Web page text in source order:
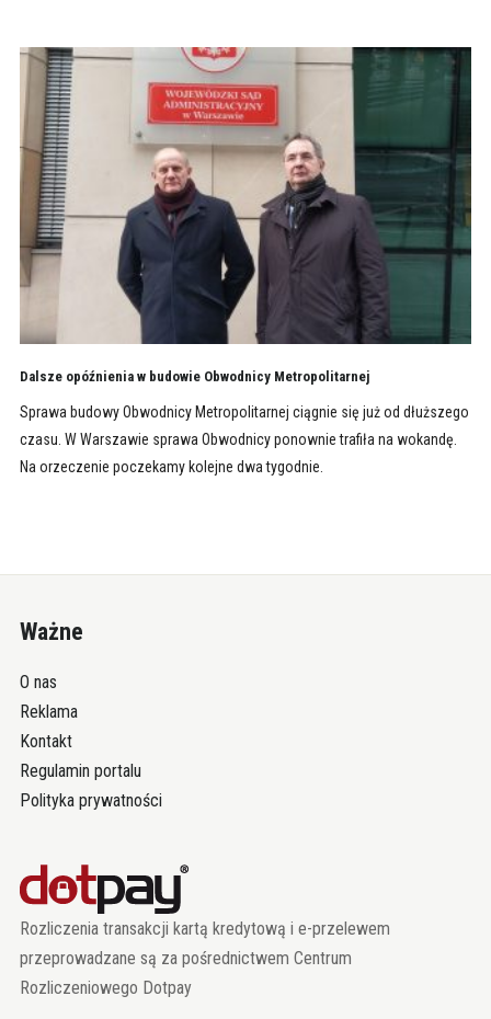
Dalsze opóźnienia w budowie Obwodnicy Metropolitarnej
Sprawa budowy Obwodnicy Metropolitarnej ciągnie się już od dłuższego
czasu. W Warszawie sprawa Obwodnicy ponownie trafiła na wokandę.
Na orzeczenie poczekamy kolejne dwa tygodnie.
Ważne
O nas
Reklama
Kontakt
Regulamin portalu
Polityka prywatności
Rozliczenia transakcji kartą kredytową i e-przelewem
przeprowadzane są za pośrednictwem Centrum
Rozliczeniowego Dotpay